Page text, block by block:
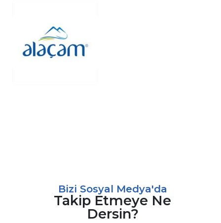
Bizi Sosyal Medya'da
Takip Etmeye Ne
Dersin?